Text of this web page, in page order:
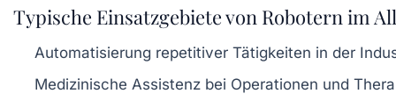
Typische Einsatzgebiete von Robotern im
Automatisierung repetitiver Tätigkeiten in der
Medizinische Assistenz bei Operationen und